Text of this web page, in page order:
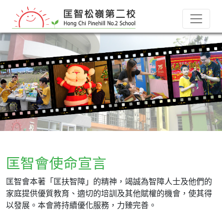
匡智會使命宣言
匡智會本著「匡扶智障」的精神，竭誠為智障人士及他們的
家庭提供優質教育、適切的培訓及其他賦權的機會，使其得
以發展。本會將持續優化服務，力臻完善。